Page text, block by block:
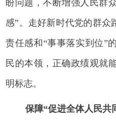
盼问题，不断增强人民群
感”。走好新时代党的群众
责任感和“事事落实到位”
民的本领，正确政绩观就
明标志。
保障“促进全体人民共